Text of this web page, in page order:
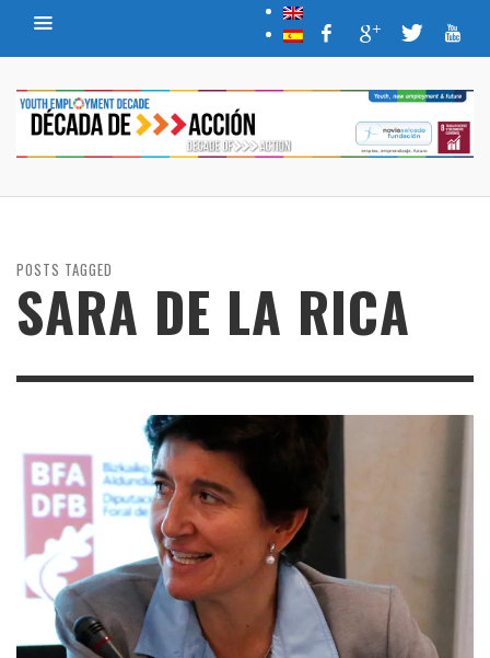
POSTS TAGGED
SARA DE LA RICA